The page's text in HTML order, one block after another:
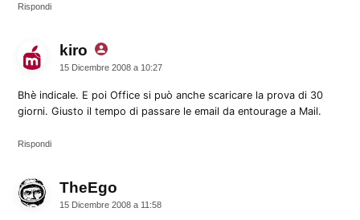
Rispondi
kiro dice:
15 Dicembre 2008 a 10:27
Bhè indicale. E poi Office si può anche scaricare la prova di 30
giorni. Giusto il tempo di passare le email da entourage a Mail.
Rispondi
TheEgo
15 Dicembre 2008 a 11:58